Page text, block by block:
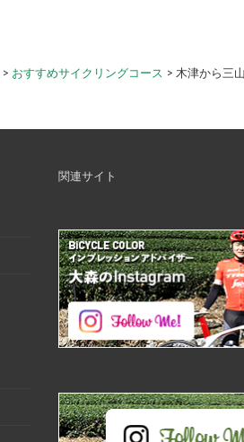
> おすすめサイクリングコース > 木津から三
関連サイト